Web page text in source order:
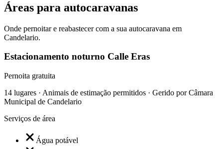
Áreas para autocaravanas
Onde pernoitar e reabastecer com a sua autocaravana em
Candelario.
Estacionamento noturno Calle Eras
Pernoita gratuita
14 lugares · Animais de estimação permitidos · Gerido por Câmara
Municipal de Candelario
Serviços de área
Água potável